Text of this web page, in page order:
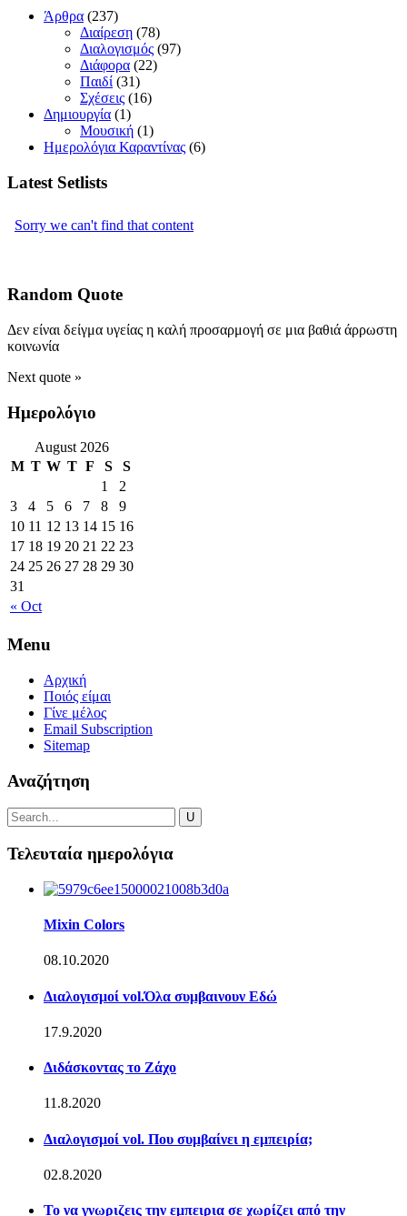
Άρθρα (237)
Διαίρεση (78)
Διαλογισμός (97)
Διάφορα (22)
Παιδί (31)
Σχέσεις (16)
Δημιουργία (1)
Μουσική (1)
Ημερολόγια Καραντίνας (6)
Latest Setlists
Random Quote
Δεν είναι δείγμα υγείας η καλή προσαρμογή σε μια βαθιά άρρωστη
κοινωνία
Next quote »
Ημερολόγιο
August 2026
M T W T F S S
« Oct
1
2
3
4 5 6 7 8
9
10 11 12 13 14 15 16
17 18 19 20 21 22 23
24 25 26 27 28 29 30
31
Menu
Αρχική
Ποιός είμαι
Γίνε μέλος
Email Subscription
Sitemap
Αναζήτηση
Τελευταία ημερολόγια
Mixin Colors
08.10.2020
Διαλογισμοί vol.Όλα συμβαινουν Εδώ
17.9.2020
Διδάσκοντας το Ζάχο
11.8.2020
Διαλογισμοί vol. Που συμβαίνει η εμπειρία;
02.8.2020
Το να γνωριζεις την εμπειρια σε χωρίζει από την